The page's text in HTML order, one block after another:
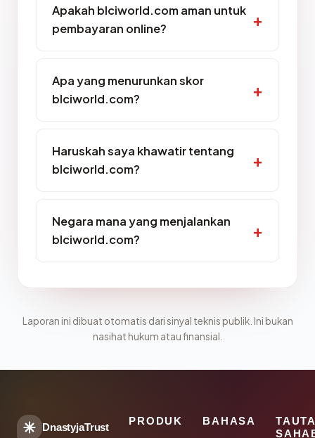
Apakah blciworld.com aman untuk
pembayaran online?
Apa yang menurunkan skor
blciworld.com?
Haruskah saya khawatir tentang
blciworld.com?
Negara mana yang menjalankan
blciworld.com?
Laporan ini dibuat otomatis dari sinyal teknis publik. Ini bukan
nasihat hukum atau finansial.
DnastyjaTrust
PRODUK BAHASA